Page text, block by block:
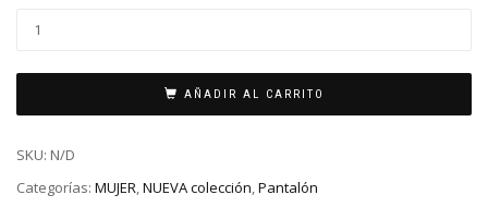
AÑADIR AL CARRITO
SKU: N/D
Categorías: MUJER,NUEVA colección,Pantalón